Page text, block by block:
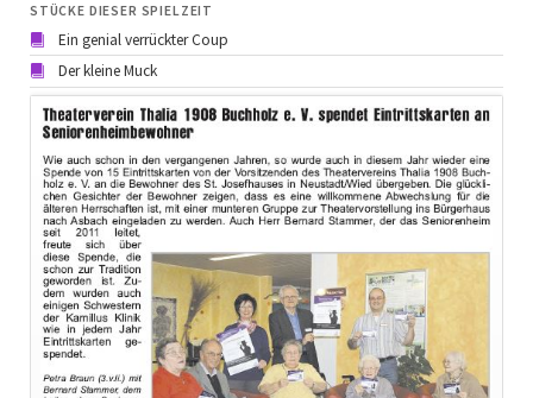
STÜCKE DIESER SPIELZEIT
Ein genial verrückter Coup
Der kleine Muck